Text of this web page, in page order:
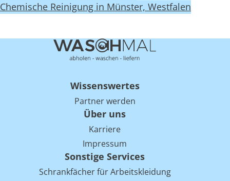
Chemische Reinigung in Münster, Westfalen
Wissenswertes
Partner werden
Über uns
Karriere
Impressum
Sonstige Services
Schrankfächer für Arbeitskleidung